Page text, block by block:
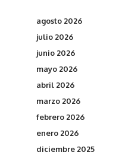
agosto 2026
julio 2026
junio 2026
mayo 2026
abril 2026
marzo 2026
febrero 2026
enero 2026
diciembre 2025